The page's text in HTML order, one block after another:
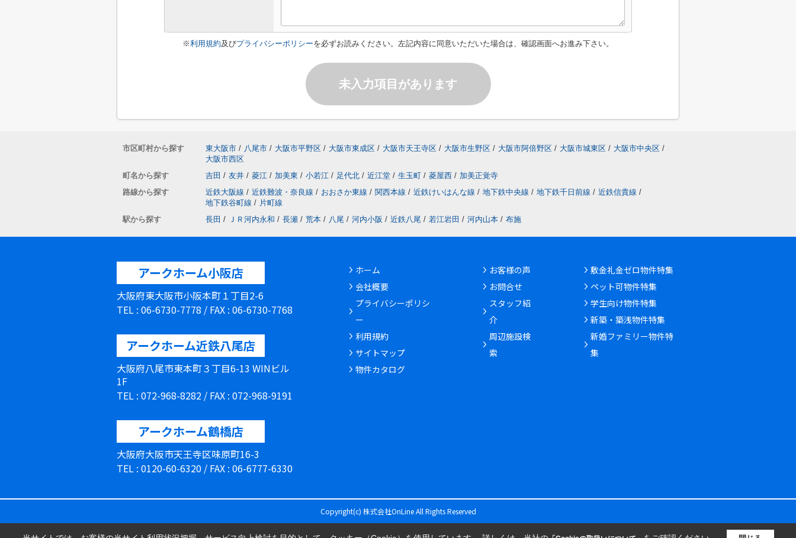
※利用規約及びプライバシーポリシーを必ずお読みください。左記内容に同意いただいた場合は、確認画面へお進み下さい。
未入力項目があります
市区町村から探す 東大阪市 / 八尾市 / 大阪市平野区 / 大阪市東成区 / 大阪市天王寺区 / 大阪市生野区 / 大阪市阿倍野区 / 大阪市城東区 / 大阪市中央区 /
大阪市西区
町名から探す
吉田 / 友井 / 菱江 / 加美東 / 小若江 / 足代北 / 近江堂 / 生玉町 / 菱屋西 / 加美正覚寺
路線から探す
近鉄大阪線 / 近鉄難波・奈良線 / おおさか東線 / 関西本線 / 近鉄けいはんな線 / 地下鉄中央線 / 地下鉄千日前線 / 近鉄信貴線 /
地下鉄谷町線 / 片町線
駅から探す
長田 / ＪＲ河内永和 / 長瀬 / 荒本 / 八尾 / 河内小阪 / 近鉄八尾 / 若江岩田 / 河内山本 / 布施
アークホーム小阪店
大阪府東大阪市小阪本町１丁目2-6
TEL : 06-6730-7778 / FAX : 06-6730-7768
アークホーム近鉄八尾店
大阪府八尾市東本町３丁目6-13 WINビル
1F
TEL : 072-968-8282 / FAX : 072-968-9191
アークホーム鶴橋店
大阪府大阪市天王寺区味原町16-3
TEL : 0120-60-6320 / FAX : 06-6777-6330
ホーム
会社概要
プライバシーポリシ
ー
利用規約
サイトマップ
物件カタログ
お客様の声
お問合せ
スタッフ紹
介
周辺施設検
索
敷金礼金ゼロ物件特集
ペット可物件特集
学生向け物件特集
新築・築浅物件特集
新婚ファミリー物件特
集
Copyright(c) 株式会社OnLine All Rights Reserved